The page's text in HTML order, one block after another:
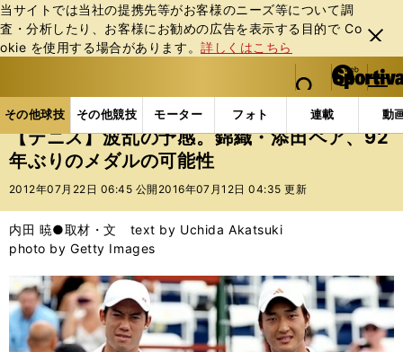
当サイトでは当社の提携先等がお客様のニーズ等について調
査・分析したり、お客様にお勧めの広告を表⽰する⽬的で Co
okie を使⽤する場合があります。詳しくはこちら
閉じ
る
web Sportiva (webスポルティーバ)
検索
マイペ
ー
ジ
メニュ
その他球技 その他競技 モーター フォト 連載 動
ス
ポ
ル
バ
その他球技の記事一覧 テニス 【テニス】波乱の予
【テニス】波乱の予感。錦織・添田ペア、92
年ぶりのメダルの可能性
2012年07月22日 06:45 公開 2016年07月12日 04:35 更新
内田 暁●取材・文 text by Uchida Akatsuki
photo by Getty Images